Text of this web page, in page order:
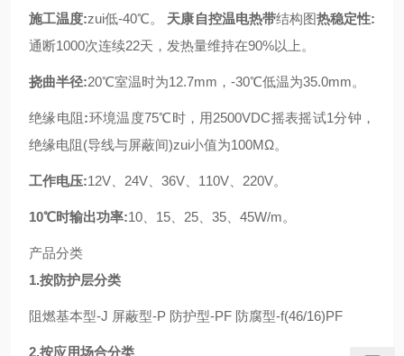
施工温度:zui低-40℃。 天康自控温电热带结构图热稳定性:
通断1000次连续22天，发热量维持在90%以上。
挠曲半径:20℃室温时为12.7mm，-30℃低温为35.0mm。
绝缘电阻:环境温度75℃时，用2500VDC摇表摇试1分钟，
绝缘电阻(导线与屏蔽间)zui小值为100MΩ。
工作电压:12V、24V、36V、110V、220V。
10℃时输出功率:10、15、25、35、45W/m。
产品分类
1.按防护层分类
阻燃基本型-J 屏蔽型-P 防护型-PF 防腐型-f(46/16)PF
2.按应用场合分类